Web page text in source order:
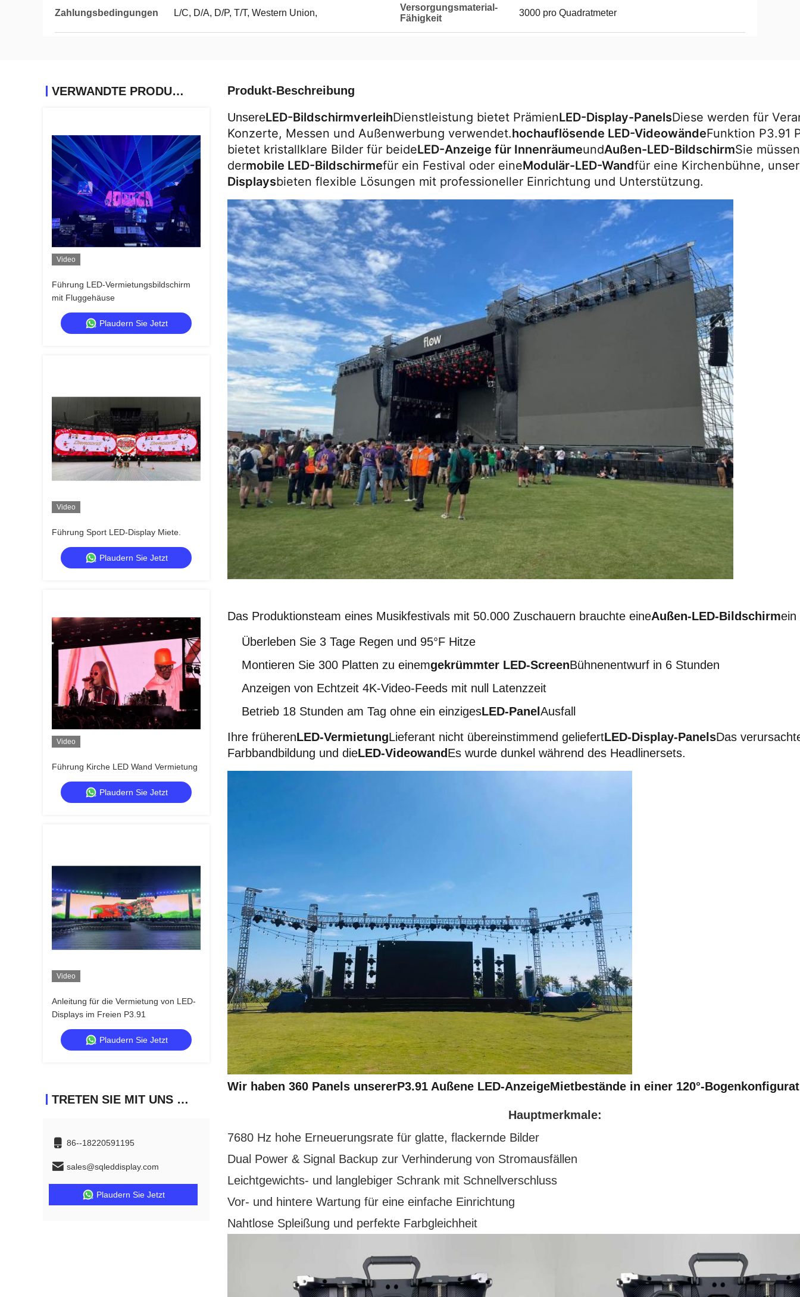
Zahlungsbedingungen L/C, D/A, D/P, T/T, Western Union,
Versorgungsmaterial-
Fähigkeit
3000 pro Quadratmeter
VERWANDTE PRODUKTE
Video
Führung LED-Vermietungsbildschirm
mit Fluggehäuse
Plaudern Sie Jetzt
Video
Führung Sport LED-Display Miete.
Plaudern Sie Jetzt
Video
Führung Kirche LED Wand Vermietung
Plaudern Sie Jetzt
Video
Anleitung für die Vermietung von LED-
Displays im Freien P3.91
Plaudern Sie Jetzt
TRETEN SIE MIT UNS IN VERBINDUNG
86--18220591195
sales@sqleddisplay.com
Plaudern Sie Jetzt
Produkt-Beschreibung
UnsereLED-BildschirmverleihDienstleistung bietet PrämienLED-Display-PanelsDiese werden für
Konzerte, Messen und Außenwerbung verwendet.hochauflösende LED-VideowändeFunktion P3.91
bietet kristallklare Bilder für beideLED-Anzeige für InnenräumeundAußen-LED-BildschirmSie
dermobile LED-Bildschirmefür ein Festival oder eineModulär-LED-Wandfür eine Kirchenbühne,
Displaysbieten flexible Lösungen mit professioneller Einrichtung und Unterstützung.
Das Produktionsteam eines Musikfestivals mit 50.000 Zuschauern brauchte eineAußen-LED-Bildschirmein
Überleben Sie 3 Tage Regen und 95°F Hitze
Montieren Sie 300 Platten zu einemgekrümmter LED-ScreenBühnenentwurf in 6 Stunden
Anzeigen von Echtzeit 4K-Video-Feeds mit null Latenzzeit
Betrieb 18 Stunden am Tag ohne ein einzigesLED-PanelAusfall
Ihre früherenLED-VermietungLieferant nicht übereinstimmend geliefertLED-Display-PanelsDas
Farbbandbildung und dieLED-VideowandEs wurde dunkel während des Headlinersets.
Wir haben 360 Panels unsererP3.91 Außene LED-AnzeigeMietbestände in einer 120°-
Hauptmerkmale:
7680 Hz hohe Erneuerungsrate für glatte, flackernde Bilder
Dual Power & Signal Backup zur Verhinderung von Stromausfällen
Leichtgewichts- und langlebiger Schrank mit Schnellverschluss
Vor- und hintere Wartung für eine einfache Einrichtung
Nahtlose Spleißung und perfekte Farbgleichheit